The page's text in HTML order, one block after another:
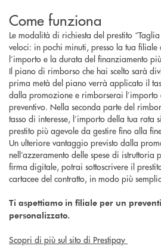
Come funziona
Le modalità di richiesta del prestito
veloci: in pochi minuti, presso la tua
l’importo e la durata del finanziamento
Il piano di rimborso che hai scelto sarà
prima metà del piano verrà applicato il
dalla promozione e rimborserai
preventivo. Nella seconda parte del
tasso di interesse, l’importo della tua rata
prestito più agevole da gestire fino alla
Un ulteriore vantaggio previsto dalla
nell’azzeramento delle spese di
firma digitale, potrai sottoscrivere il
cartacee del contratto, in modo più
Ti aspettiamo in filiale per un
personalizzato.
Scopri di più sul sito di Prestipay